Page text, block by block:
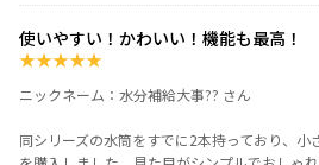
使いやすい！かわいい！機能も最高！
★★★★★
ニックネーム：水分補給大事?? さん
同シリーズの水筒をすでに2本持っており、